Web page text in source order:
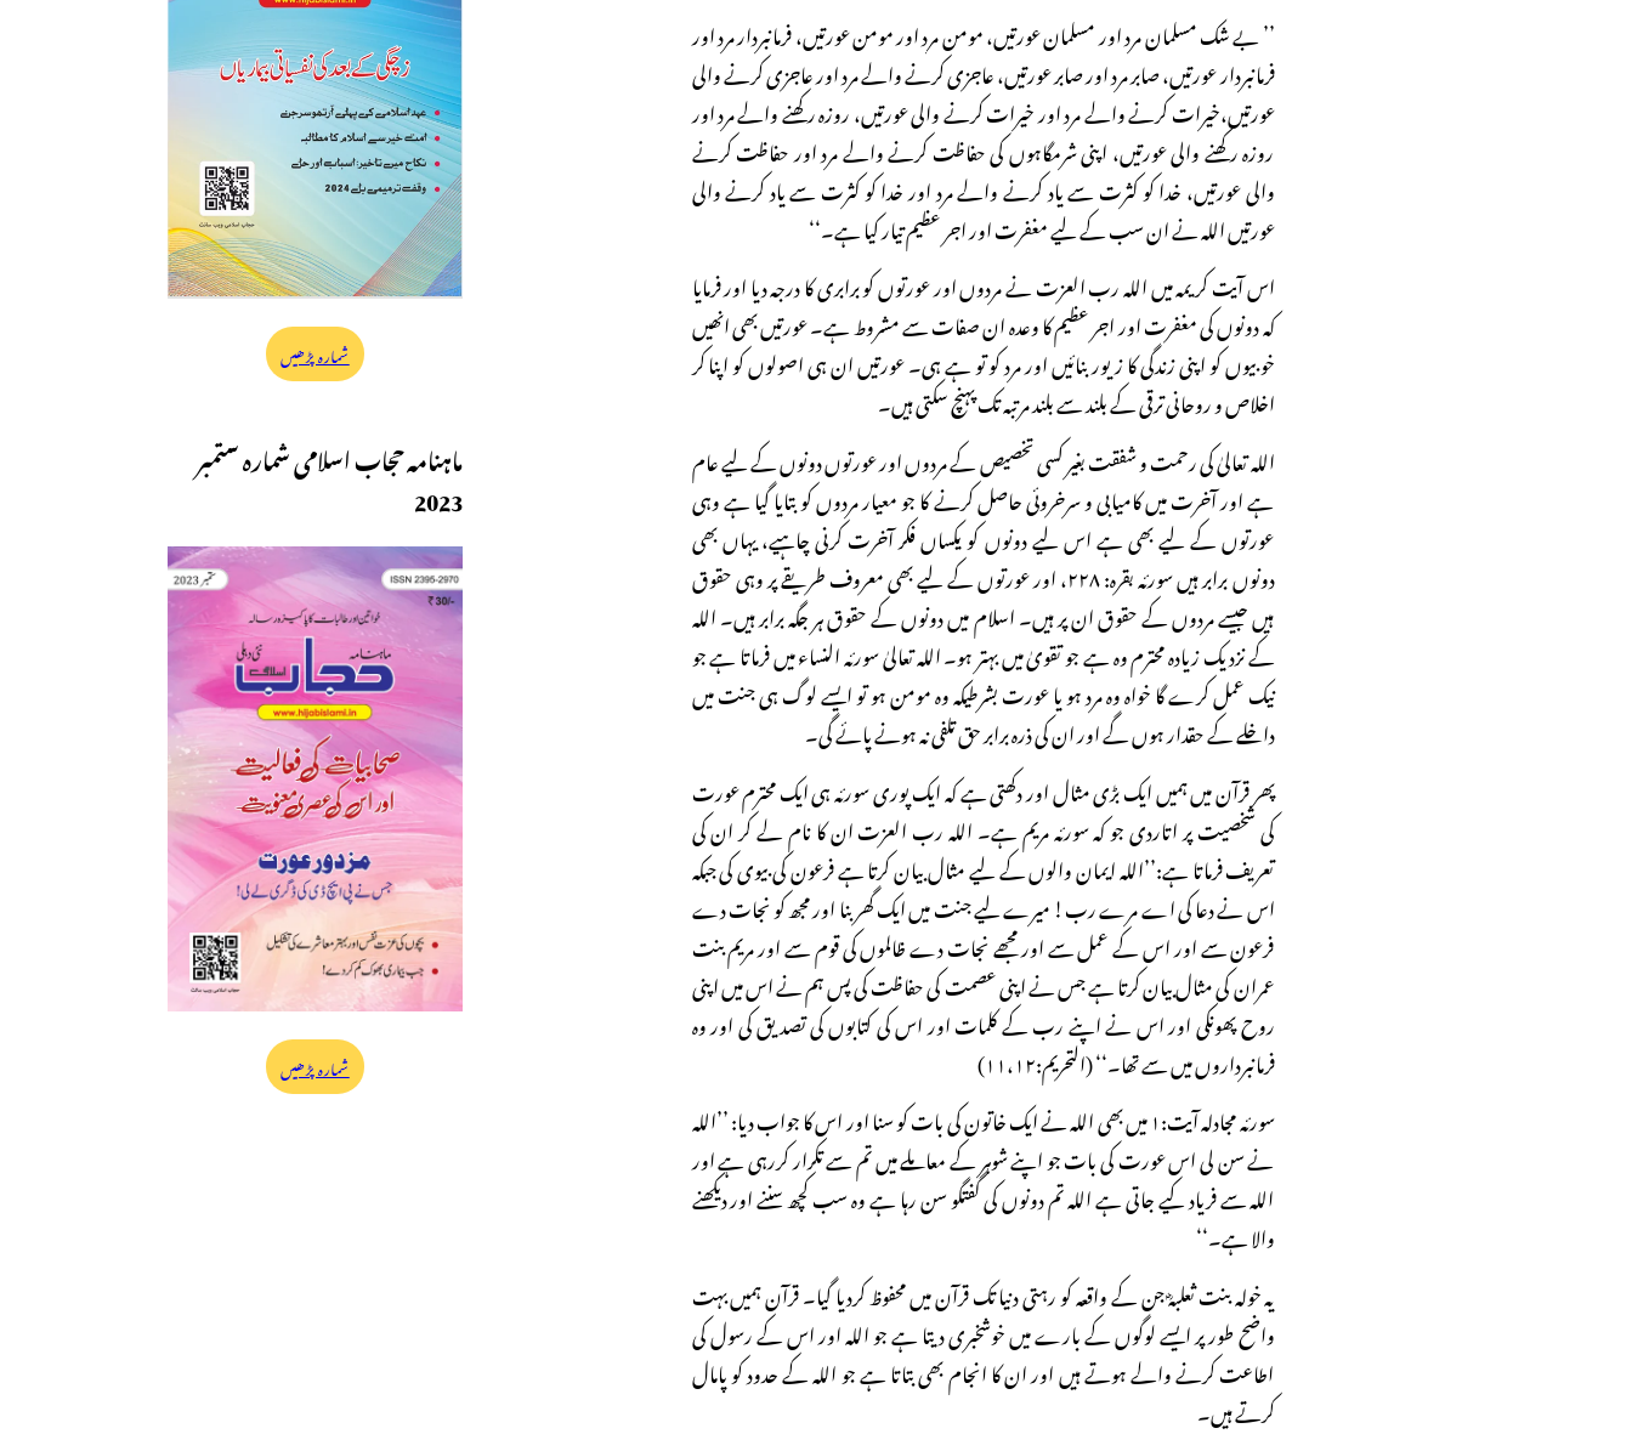
’’ بے شک مسلمان مرد اور مسلمان عورتیں، مومن مرد اور مومن عورتیں، فرمانبردار مرد اور
فرمانبردار عورتیں، صابر مرد اور صابر عورتیں، عاجزی کرنے والے مرد اور عاجزی کرنے والی
عورتیں،خیرات کرنے والے مرد اور خیرات کرنے والی عورتیں، روزہ رکھنے والے مرد اور
روزہ رکھنے والی عورتیں، اپنی شرمگاہوں کی حفاظت کرنے والے مرد اور حفاظت کرنے
والی عورتیں، خدا کو کثرت سے یاد کرنے والے مرد اور خدا کو کثرت سے یاد کرنے والی
عورتیں اللہ نے ان سب کے لیے مغفرت اور اجر عظیم تیار کیا ہے۔‘‘
اس آیت کریمہ میں اللہ رب العزت نے مردوں اور عورتوں کو برابری کا درجہ دیا اور فرمایا
کہ دونوں کی مغفرت اور اجر عظیم کا وعدہ ان صفات سے مشروط ہے۔ عورتیں بھی انھیں
خوبیوں کو اپنی زندگی کا زیور بنائیں اور مرد کو تو ہے ہی۔ عورتیں ان ہی اصولوں کو اپنا کر
اخلاص و روحانی ترقی کے بلند سے بلند مرتبہ تک پہنچ سکتی ہیں۔
اللہ تعالیٰ کی رحمت و شفقت بغیر کسی تخصیص کے مردوں اور عورتوں دونوں کے لیے عام
ہے اور آخرت میں کامیابی و سرخروئی حاصل کرنے کا جو معیار مردوں کو بتایا گیا ہے وہی
عورتوں کے لیے بھی ہے اس لیے دونوں کو یکساں فکر آخرت کرنی چاہیے، یہاں بھی
دونوں برابر ہیں سورئہ بقرہ: ۲۲۸، اور عورتوں کے لیے بھی معروف طریقے پر وہی حقوق
ہیں جیسے مردوں کے حقوق ان پر ہیں۔ اسلام میں دونوں کے حقوق ہر جگہ برابر ہیں۔ اللہ
کے نزدیک زیادہ محترم وہ ہے جو تقویٰ میں بہتر ہو۔ اللہ تعالیٰ سورئہ النساء میں فرماتا ہے جو
نیک عمل کرے گا خواہ وہ مرد ہو یا عورت بشرطیکہ وہ مومن ہو تو ایسے لوگ ہی جنت میں
داخلے کے حقدار ہوں گے اور ان کی ذرہ برابر حق تلفی نہ ہونے پائے گی۔
پھر قرآن میں ہمیں ایک بڑی مثال اور دکھتی ہے کہ ایک پوری سورئہ ہی ایک محترم عورت
کی شخصیت پر اتاردی جو کہ سورئہ مریم ہے۔ اللہ رب العزت ان کا نام لے کر ان کی
تعریف فرماتا ہے:’’اللہ ایمان والوں کے لیے مثال بیان کرتا ہے فرعون کی بیوی کی جبکہ
اس نے دعا کی اے مرے رب! میرے لیے جنت میں ایک گھر بنا اور مجھ کو نجات دے
فرعون سے اور اس کے عمل سے اور مجھے نجات دے ظالموں کی قوم سے اور مریم بنت
عمران کی مثال بیان کرتا ہے جس نے اپنی عصمت کی حفاظت کی پس ہم نے اس میں اپنی
روح پھونکی اور اس نے اپنے رب کے کلمات اور اس کی کتابوں کی تصدیق کی اور وہ
فرمانبرداروں میں سے تھا۔‘‘ (التحریم:۱۱،۱۲)
سورئہ مجادلہ آیت:۱ میں بھی اللہ نے ایک خاتون کی بات کو سنا اور اس کا جواب دیا: ’’اللہ
نے سن لی اس عورت کی بات جو اپنے شوہر کے معاملے میں تم سے تکرار کررہی ہے اور
اللہ سے فریاد کیے جاتی ہے اللہ تم دونوں کی گفتگو سن رہا ہے وہ سب کچھ سننے اور دیکھنے
والا ہے۔‘‘
یہ خولہ بنت ثعلبہؓ جن کے واقعہ کو رہتی دنیا تک قرآن میں محفوظ کردیا گیا۔ قرآن ہمیں بہت
واضح طور پر ایسے لوگوں کے بارے میں خوشخبری دیتا ہے جو اللہ اور اس کے رسول کی
اطاعت کرنے والے ہوتے ہیں اور ان کا انجام بھی بتاتا ہے جو اللہ کے حدود کو پامال
کرتے ہیں۔
شمارہ پڑھیں
ماہنامہ حجاب اسلامی شمارہ ستمبر
2023
شمارہ پڑھیں